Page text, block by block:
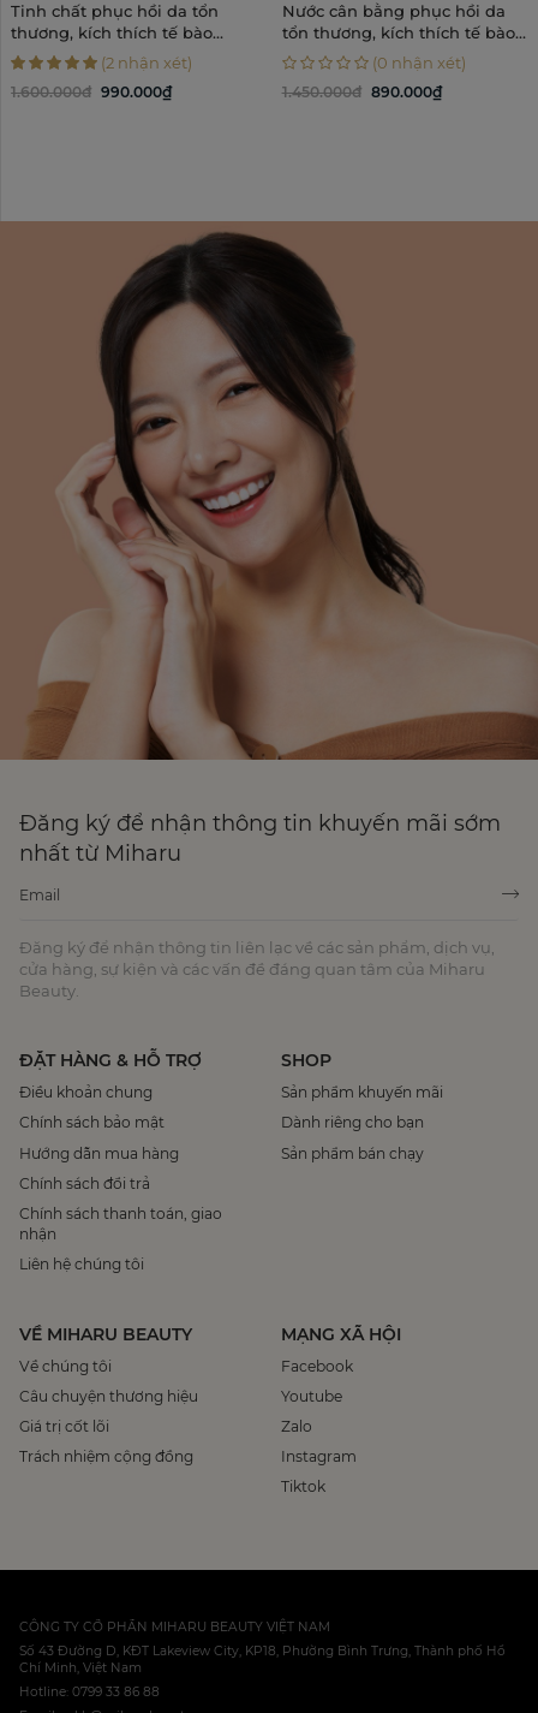
Tinh chất phục hồi da tổn
thương, kích thích tế bào
mầm - Lilica Sweet Serum
Silky Face Essence 50ml
(2 nhận xét)
1.600.000đ 990.000₫
Nước cân bằng phục hồi da
tổn thương, kích thích tế bào
mầm - Lilica Sweet Serum
Silky Face Lotion 130ml
(0 nhận xét)
1.450.000đ 890.000₫
Đăng ký để nhận thông tin khuyến mãi sớm
nhất từ Miharu
Đăng ký để nhận thông tin liên lạc về các sản phẩm, dịch vụ,
cửa hàng, sự kiện và các vấn đề đáng quan tâm của Miharu
Beauty.
ĐẶT HÀNG & HỖ TRỢ
Điều khoản chung
Chính sách bảo mật
Hướng dẫn mua hàng
Chính sách đổi trả
Chính sách thanh toán, giao
nhận
Liên hệ chúng tôi
SHOP
Sản phẩm khuyến mãi
Dành riêng cho bạn
Sản phẩm bán chạy
VỀ MIHARU BEAUTY
Về chúng tôi
Câu chuyện thương hiệu
Giá trị cốt lõi
Trách nhiệm cộng đồng
MẠNG XÃ HỘI
Facebook
Youtube
Zalo
Instagram
Tiktok
CÔNG TY CỔ PHẦN MIHARU BEAUTY VIỆT NAM
Số 43 Đường D, KĐT Lakeview City, KP18, Phường Bình Trưng, Thành phố Hồ
Chí Minh, Việt Nam
Hotline: 0799 33 86 88